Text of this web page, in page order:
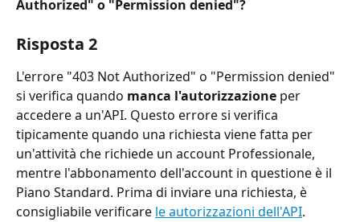
Authorized" o "Permission denied"?
Risposta 2
L'errore "403 Not Authorized" o "Permission denied"
si verifica quando manca l'autorizzazione per
accedere a un'API. Questo errore si verifica
tipicamente quando una richiesta viene fatta per
un'attività che richiede un account Professionale,
mentre l'abbonamento dell'account in questione è il
Piano Standard. Prima di inviare una richiesta, è
consigliabile verificare le autorizzazioni dell'API.